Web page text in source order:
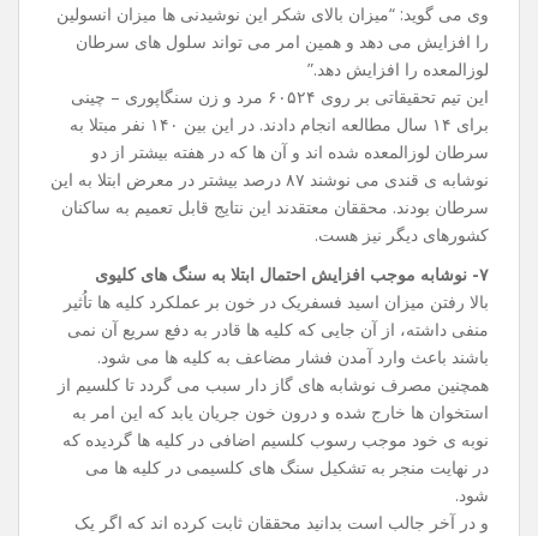
وی می‌ گوید: “میزان بالای شکر این نوشیدنی‌ ها میزان انسولین
را افزایش می‌ دهد و همین امر می ‌تواند سلول ‌های سرطان
لوزالمعده را افزایش دهد.”
این تیم تحقیقاتی بر روی ۶۰۵۲۴ مرد و زن سنگاپوری – چینی
برای ۱۴ سال مطالعه انجام دادند. در این بین ۱۴۰ نفر مبتلا به
سرطان لوزالمعده شده ‌اند و آن‌ ها که در هفته بیشتر از دو
نوشابه ی قندی می ‌نوشند ۸۷ درصد بیشتر در معرض ابتلا به این
سرطان بودند. محققان معتقدند این نتایج قابل تعمیم به ساکنان
کشورهای دیگر نیز هست.
۷- نوشابه موجب افزایش احتمال ابتلا به سنگ های کلیوی
بالا رفتن میزان اسید فسفریک در خون بر عملکرد کلیه ها تاُثیر
منفی داشته، از آن جایی که کلیه ها قادر به دفع سریع آن نمی
باشند باعث وارد آمدن فشار مضاعف به کلیه ها می شود.
همچنین مصرف نوشابه های گاز دار سبب می گردد تا کلسیم از
استخوان ها خارج شده و درون خون جریان یابد که این امر به
نوبه ی خود موجب رسوب کلسیم اضافی در کلیه ها گردیده که
در نهایت منجر به تشکیل سنگ ‌های کلسیمی در کلیه ها می
شود.
و در آخر جالب است بدانید محققان ثابت کرده‌ اند که اگر یک